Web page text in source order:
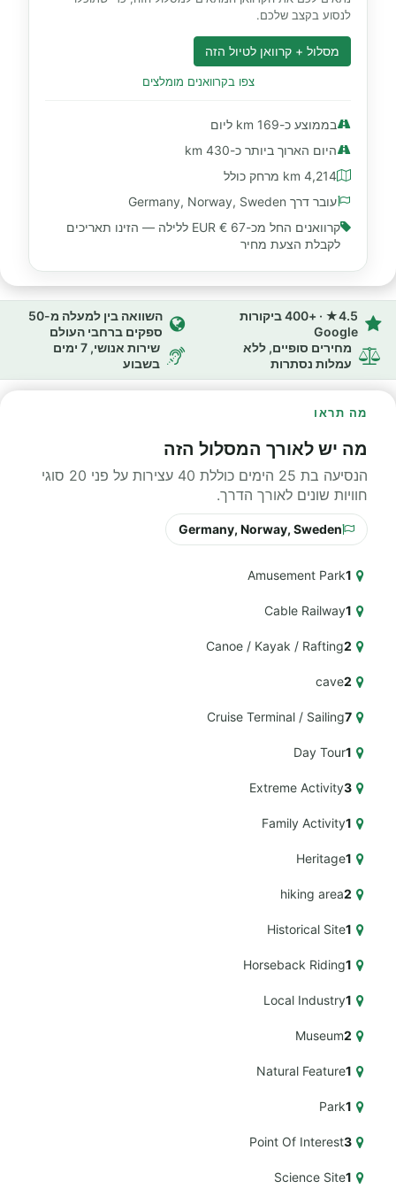
לנסוע בקצב שלכם.
מסלול + קרוואן לטיול הזה
צפו בקרוואנים מומלצים
בממוצע כ-169 km ליום
היום הארוך ביותר כ-430 km
4,214 km מרחק כולל
עובר דרך Germany, Norway, Sweden
קרוואנים החל מכ-67 € EUR
ללילה — הזינו תאריכים
לקבלת הצעת מחיר
4.5★ · +400 ביקורות
Google
השוואה בין למעלה מ-50
ספקים ברחבי העולם
מחירים סופיים, ללא
עמלות נסתרות
שירות אנושי, 7 ימים
בשבוע
מה תראו
מה יש לאורך המסלול הזה
הנסיעה בת 25 הימים כוללת 40 עצירות על פני 20 סוגי
חוויות שונים לאורך הדרך.
Germany, Norway, Sweden
1
Amusement Park
1
Cable Railway
2
Canoe / Kayak / Rafting
2
cave
7
Cruise Terminal / Sailing
1
Day Tour
3
Extreme Activity
1
Family Activity
1
Heritage
2
hiking area
1
Historical Site
1
Horseback Riding
1
Local Industry
2
Museum
1
Natural Feature
1
Park
3
Point Of Interest
1
Science Site